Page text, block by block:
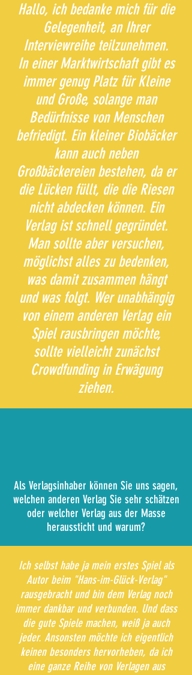
Hallo, ich bedanke mich für die
Gelegenheit, an Ihrer
Interviewreihe teilzunehmen.
In einer Marktwirtschaft gibt es
immer genug Platz für Kleine
und Große, solange man
Bedürfnisse von Menschen
befriedigt. Ein kleiner Biobäcker
kann auch neben
Großbäckereien bestehen, da er
die Lücken füllt, die die Riesen
nicht abdecken können. Ein
Verlag ist schnell gegründet.
Man sollte aber versuchen,
möglichst alles zu bedenken,
was damit zusammen hängt
und was folgt. Wer unabhängig
von einem anderen Verlag ein
Spiel rausbringen möchte,
sollte vielleicht zunächst
Crowdfunding in Erwägung
ziehen.
Als Verlagsinhaber können Sie uns sagen,
welchen anderen Verlag Sie sehr schätzen
oder welcher Verlag aus der Masse
heraussticht und warum?
Ich selbst habe ja mein erstes Spiel als
Autor beim "Hans-im-Glück-Verlag"
rausgebracht und bin dem Verlag noch
immer dankbar und verbunden. Und dass
die gute Spiele machen, weiß ja auch
jeder. Ansonsten möchte ich eigentlich
keinen besonders hervorheben, da ich
eine ganze Reihe von Verlagen aus